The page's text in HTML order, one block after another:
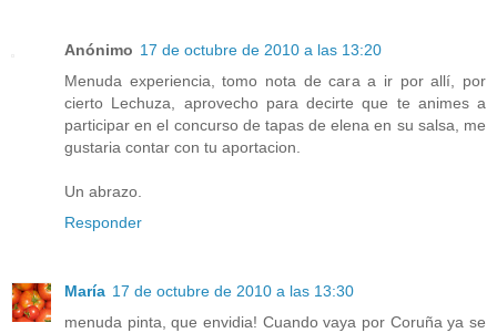
Anónimo 17 de octubre de 2010 a las 13:20
Menuda experiencia, tomo nota de cara a ir por allí, por
cierto Lechuza, aprovecho para decirte que te animes a
participar en el concurso de tapas de elena en su salsa, me
gustaria contar con tu aportacion.
Un abrazo.
Responder
María 17 de octubre de 2010 a las 13:30
menuda pinta, que envidia! Cuando vaya por Coruña ya se